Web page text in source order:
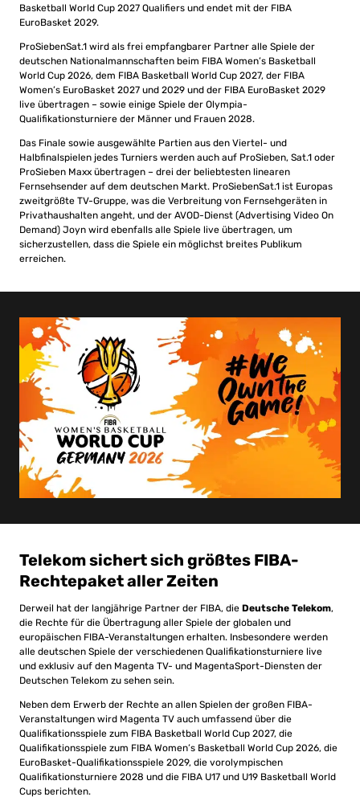
Basketball World Cup 2027 Qualifiers und endet mit der FIBA
EuroBasket 2029.
ProSiebenSat.1 wird als frei empfangbarer Partner alle Spiele der
deutschen Nationalmannschaften beim FIBA Women’s Basketball
World Cup 2026, dem FIBA Basketball World Cup 2027, der FIBA
Women’s EuroBasket 2027 und 2029 und der FIBA EuroBasket 2029
live übertragen – sowie einige Spiele der Olympia-
Qualifikationsturniere der Männer und Frauen 2028.
Das Finale sowie ausgewählte Partien aus den Viertel- und
Halbfinalspielen jedes Turniers werden auch auf ProSieben, Sat.1 oder
ProSieben Maxx übertragen – drei der beliebtesten linearen
Fernsehsender auf dem deutschen Markt. ProSiebenSat.1 ist Europas
zweitgrößte TV-Gruppe, was die Verbreitung von Fernsehgeräten in
Privathaushalten angeht, und der AVOD-Dienst (Advertising Video On
Demand) Joyn wird ebenfalls alle Spiele live übertragen, um
sicherzustellen, dass die Spiele ein möglichst breites Publikum
erreichen.
Telekom sichert sich größtes FIBA-
Rechtepaket aller Zeiten
Derweil hat der langjährige Partner der FIBA, die Deutsche Telekom,
die Rechte für die Übertragung aller Spiele der globalen und
europäischen FIBA-Veranstaltungen erhalten. Insbesondere werden
alle deutschen Spiele der verschiedenen Qualifikationsturniere live
und exklusiv auf den Magenta TV- und MagentaSport-Diensten der
Deutschen Telekom zu sehen sein.
Neben dem Erwerb der Rechte an allen Spielen der großen FIBA-
Veranstaltungen wird Magenta TV auch umfassend über die
Qualifikationsspiele zum FIBA Basketball World Cup 2027, die
Qualifikationsspiele zum FIBA Women’s Basketball World Cup 2026, die
EuroBasket-Qualifikationsspiele 2029, die vorolympischen
Qualifikationsturniere 2028 und die FIBA U17 und U19 Basketball World
Cups berichten.